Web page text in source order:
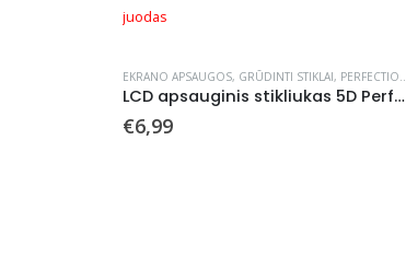
EKRANO APSAUGOS, GRŪDINTI STIKLAI, PERFECTIONISTS
LCD apsauginis stikliukas 5D Perfectionists Apple iPhone XR/11 lenktas juodas
€6,99